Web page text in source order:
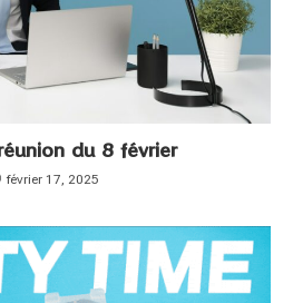
du 8 février
février 17, 2025